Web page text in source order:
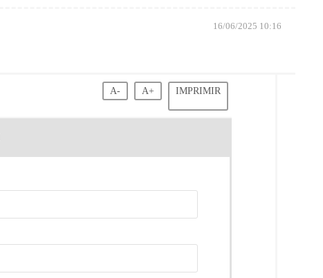
16/06/2025 10:16
A- A+ IMPRIMIR